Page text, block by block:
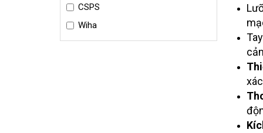
CSPS
Wiha